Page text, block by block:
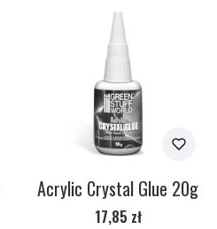
Acrylic Crystal Glue 20g
Cena
17,85 zł